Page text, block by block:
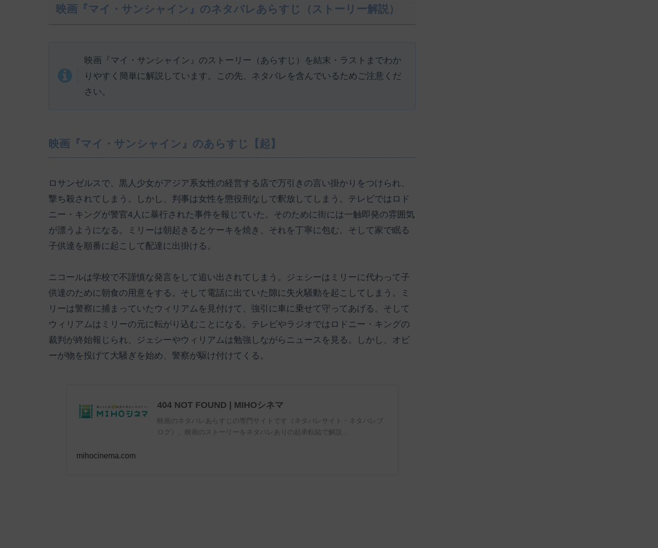
映画『マイ・サンシャイン』のネタバレあらすじ（ストーリー解説）
映画『マイ・サンシャイン』のストーリー（あらすじ）を結末・ラストまでわか
りやすく簡単に解説しています。この先、ネタバレを含んでいるためご注意くだ
さい。
映画『マイ・サンシャイン』のあらすじ【起】
ロサンゼルスで、黒人少女がアジア系女性の経営する店で万引きの言い掛かりをつけられ、
撃ち殺されてしまう。しかし、判事は女性を懲役刑なしで釈放してしまう。テレビではロド
ニー・キングが警官4人に暴行された事件を報じていた。そのために街には一触即発の雰囲気
が漂うようになる。ミリーは朝起きるとケーキを焼き、それを丁寧に包む。そして家で眠る
子供達を順番に起こして配達に出掛ける。
ニコールは学校で不謹慎な発言をして追い出されてしまう。ジェシーはミリーに代わって子
供達のために朝食の用意をする。そして電話に出ていた隙に失火騒動を起こしてしまう。ミ
リーは警察に捕まっていたウィリアムを見付けて、強引に車に乗せて守ってあげる。そして
ウィリアムはミリーの元に転がり込むことになる。テレビやラジオではロドニー・キングの
裁判が終始報じられ、ジェシーやウィリアムは勉強しながらニュースを見る。しかし、オビ
ーが物を投げて大騒ぎを始め、警察が駆け付けてくる。
404 NOT FOUND | MIHOシネマ
映画のネタバレあらすじの専門サイトです（ネタバレサイト・ネタバレブ
ログ）。映画のストーリーをネタバレありの起承転結で解説...
mihocinema.com